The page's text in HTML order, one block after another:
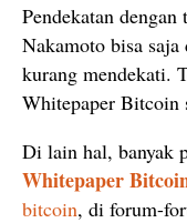
Pendekatan
Nakamoto bisa
kurang mendekati.
Whitepaper Bitcoin
Di lain hal, banyak
Whitepaper
bitcoin, di forum-